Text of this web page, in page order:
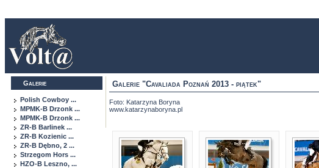
Galerie
Polish Cowboy ...
MPMK-B Drzonk ...
MPMK-B Drzonk ...
ZR-B Barlinek ...
ZR-B Kozienic ...
ZR-B Dębno, 2 ...
Strzegom Hors ...
HZO-B Leszno, ...
Galerie "Cavaliada Poznań 2013 - piątek"
Foto: Katarzyna Boryna
www.katarzynaboryna.pl